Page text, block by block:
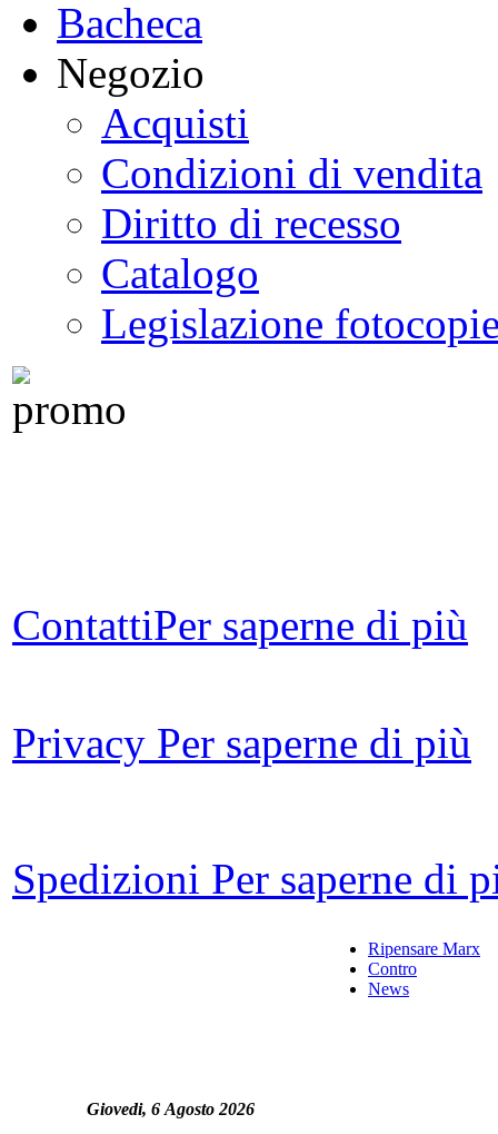
Bacheca
Negozio
Acquisti
Condizioni di vendita
Diritto di recesso
Catalogo
Legislazione
ContattiPer saperne di più
Privacy Per saperne di più
Spedizioni Per saperne di
Giovedi, 6 Agosto 2026
Ripensare Marx
Contro
News